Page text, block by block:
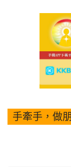
手牽手，做